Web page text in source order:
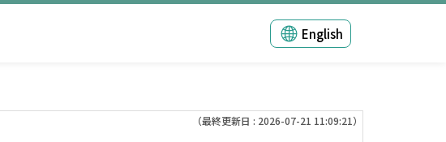
English
（最終更新日 : 2026-07-21 11:09:21）